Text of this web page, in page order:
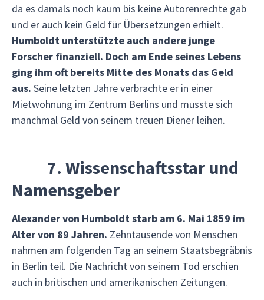
da es damals noch kaum bis keine Autorenrechte gab
und er auch kein Geld für Übersetzungen erhielt.
Humboldt unterstützte auch andere junge
Forscher finanziell. Doch am Ende seines Lebens
ging ihm oft bereits Mitte des Monats das Geld
aus. Seine letzten Jahre verbrachte er in einer
Mietwohnung im Zentrum Berlins und musste sich
manchmal Geld von seinem treuen Diener leihen.
7. Wissenschaftsstar und
Namensgeber
Alexander von Humboldt starb am 6. Mai 1859 im
Alter von 89 Jahren. Zehntausende von Menschen
nahmen am folgenden Tag an seinem Staatsbegräbnis
in Berlin teil. Die Nachricht von seinem Tod erschien
auch in britischen und amerikanischen Zeitungen.